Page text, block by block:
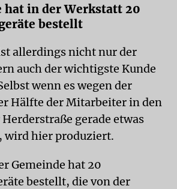
hat in der Werkstatt 20
bestellt
allerdings nicht nur der
auch der wichtigste Kunde
wenn es wegen der
Hälfte der Mitarbeiter in den
gerade etwas
wird hier produziert.
Gemeinde hat 20
bestellt, die von der